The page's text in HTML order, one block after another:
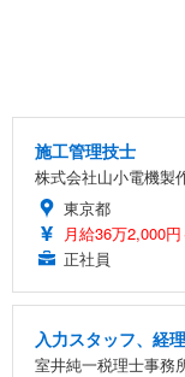
施工管理技士
株式会社山小電機製
東京都
月給36万2,000
正社員
入力スタッフ、経
室井純一税理士事務